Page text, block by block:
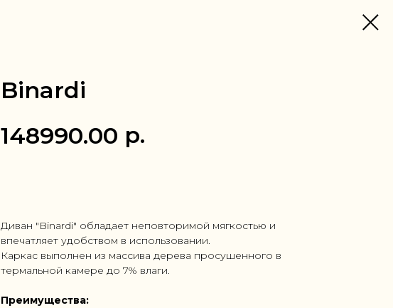
Binardi
148990.00 р.
Диван "Binardi" обладает неповторимой мягкостью и
впечатляет удобством в использовании.
Каркас выполнен из массива дерева просушенного в
термальной камере до 7% влаги.
Преимущества: